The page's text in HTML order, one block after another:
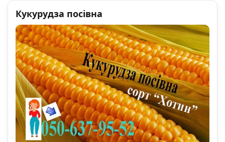
Кукурудза посівна